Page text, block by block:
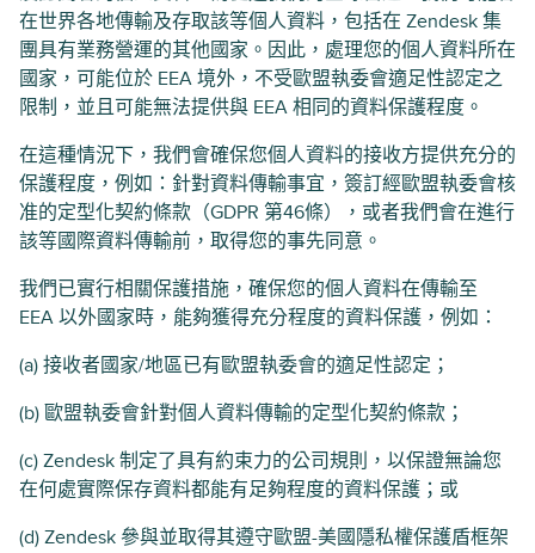
在世界各地傳輸及存取該等個人資料，包括在 Zendesk 集
團具有業務營運的其他國家。因此，處理您的個人資料所在
國家，可能位於 EEA 境外，不受歐盟執委會適足性認定之
限制，並且可能無法提供與 EEA 相同的資料保護程度。
在這種情況下，我們會確保您個人資料的接收方提供充分的
保護程度，例如：針對資料傳輸事宜，簽訂經歐盟執委會核
准的定型化契約條款（GDPR 第46條），或者我們會在進行
該等國際資料傳輸前，取得您的事先同意。
我們已實行相關保護措施，確保您的個人資料在傳輸至
EEA 以外國家時，能夠獲得充分程度的資料保護，例如：
(a) 接收者國家/地區已有歐盟執委會的適足性認定；
(b) 歐盟執委會針對個人資料傳輸的定型化契約條款；
(c) Zendesk 制定了具有約束力的公司規則，以保證無論您
在何處實際保存資料都能有足夠程度的資料保護；或
(d) Zendesk 參與並取得其遵守歐盟-美國隱私權保護盾框架